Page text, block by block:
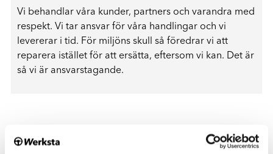
Vi behandlar våra kunder, partners och varandra med
respekt. Vi tar ansvar för våra handlingar och vi
levererar i tid. För miljöns skull så föredrar vi att
reparera istället för att ersätta, eftersom vi kan. Det är
så vi är ansvarstagande.